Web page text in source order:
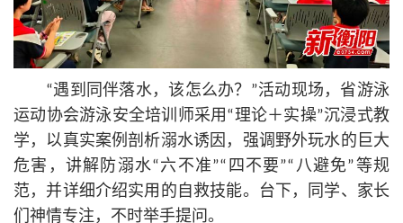
“遇到同伴落水，该怎么办？”活动现场，省游泳
运动协会游泳安全培训师采用“理论＋实操”沉浸式教
学，以真实案例剖析溺水诱因，强调野外玩水的巨大
危害，讲解防溺水“六不准”“四不要”“八避免”等规
范，并详细介绍实用的自救技能。台下，同学、家长
们神情专注，不时举手提问。